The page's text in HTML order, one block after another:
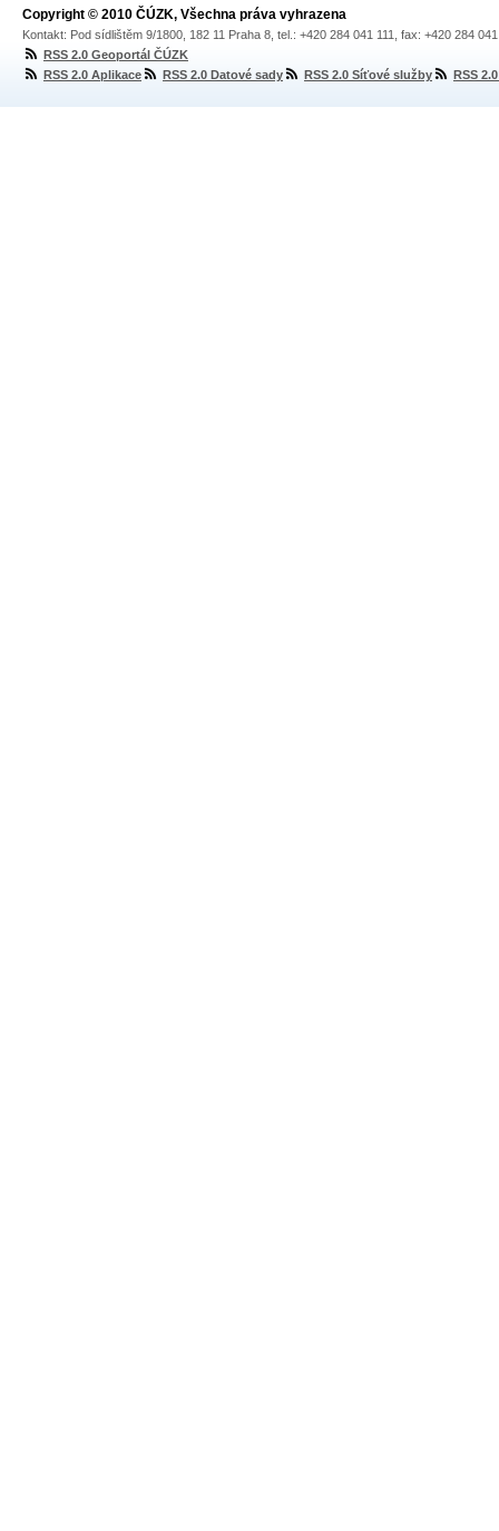
Copyright © 2010 ČÚZK, Všechna práva vyhrazena
Kontakt: Pod sídlištěm 9/1800, 182 11 Praha 8, tel.: +420 284 041 111, fax: +420 284
RSS 2.0 Geoportál ČÚZK
RSS 2.0 Aplikace
RSS 2.0 Datové sady RSS 2.0 Síťové služby RSS